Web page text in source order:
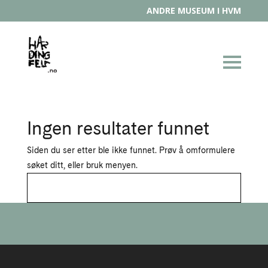
ANDRE MUSEUM I HVM
Ingen resultater funnet
Siden du ser etter ble ikke funnet. Prøv å omformulere
søket ditt, eller bruk menyen.